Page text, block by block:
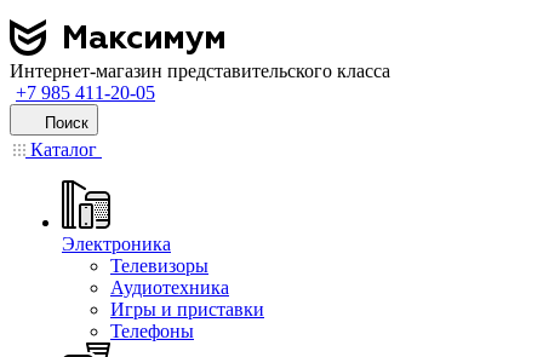
Интернет-магазин представительского класса
+7 985 411-20-05
Поиск
Каталог
Электроника
Телевизоры
Аудиотехника
Игры и приставки
Телефоны